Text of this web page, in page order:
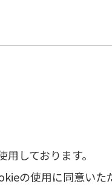
しております。
の使用に同意いた